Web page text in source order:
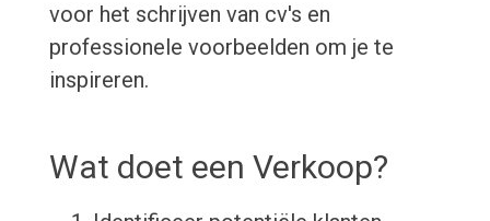
voor het schrijven van cv's en
professionele voorbeelden om je te
inspireren.
Wat doet een Verkoop?